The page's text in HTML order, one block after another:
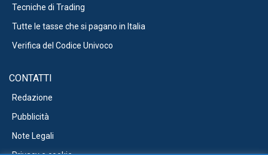
Tecniche di Trading
Tutte le tasse che si pagano in Italia
Verifica del Codice Univoco
CONTATTI
Redazione
Pubblicità
Note Legali